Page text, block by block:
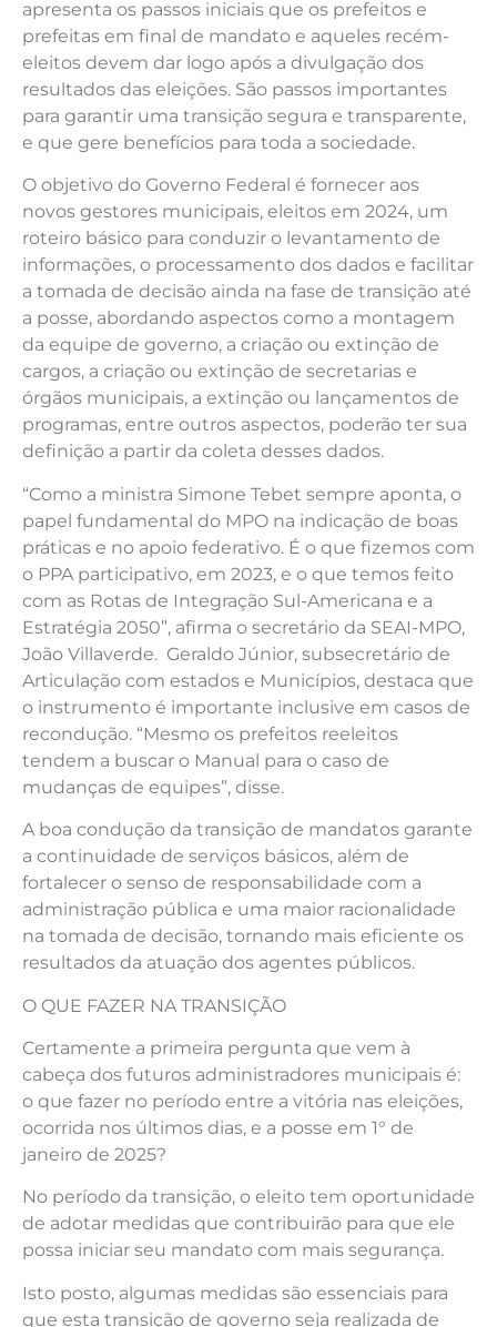
apresenta os passos iniciais que os prefeitos e
prefeitas em final de mandato e aqueles recém-
eleitos devem dar logo após a divulgação dos
resultados das eleições. São passos importantes
para garantir uma transição segura e transparente,
e que gere benefícios para toda a sociedade.
O objetivo do Governo Federal é fornecer aos
novos gestores municipais, eleitos em 2024, um
roteiro básico para conduzir o levantamento de
informações, o processamento dos dados e facilitar
a tomada de decisão ainda na fase de transição até
a posse, abordando aspectos como a montagem
da equipe de governo, a criação ou extinção de
cargos, a criação ou extinção de secretarias e
órgãos municipais, a extinção ou lançamentos de
programas, entre outros aspectos, poderão ter sua
definição a partir da coleta desses dados.
“Como a ministra Simone Tebet sempre aponta, o
papel fundamental do MPO na indicação de boas
práticas e no apoio federativo. É o que fizemos com
o PPA participativo, em 2023, e o que temos feito
com as Rotas de Integração Sul-Americana e a
Estratégia 2050”, afirma o secretário da SEAI-MPO,
João Villaverde. Geraldo Júnior, subsecretário de
Articulação com estados e Municípios, destaca que
o instrumento é importante inclusive em casos de
recondução. “Mesmo os prefeitos reeleitos
tendem a buscar o Manual para o caso de
mudanças de equipes”, disse.
A boa condução da transição de mandatos garante
a continuidade de serviços básicos, além de
fortalecer o senso de responsabilidade com a
administração pública e uma maior racionalidade
na tomada de decisão, tornando mais eficiente os
resultados da atuação dos agentes públicos.
O QUE FAZER NA TRANSIÇÃO
Certamente a primeira pergunta que vem à
cabeça dos futuros administradores municipais é:
o que fazer no período entre a vitória nas eleições,
ocorrida nos últimos dias, e a posse em 1° de
janeiro de 2025?
No período da transição, o eleito tem oportunidade
de adotar medidas que contribuirão para que ele
possa iniciar seu mandato com mais segurança.
Isto posto, algumas medidas são essenciais para
que esta transição de governo seja realizada de